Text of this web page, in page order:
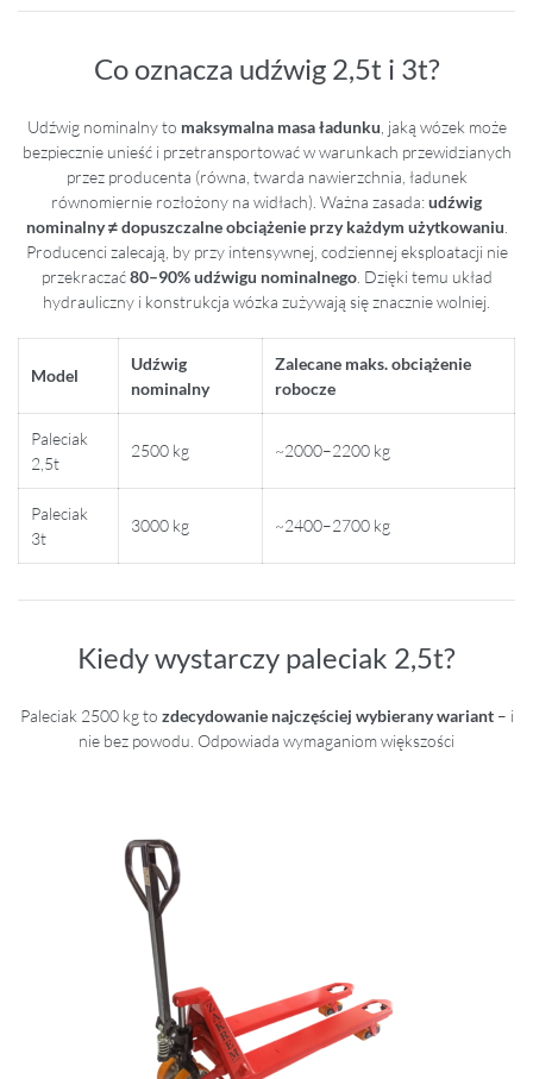
Co oznacza udźwig 2,5t i 3t?
Udźwig nominalny to maksymalna masa ładunku , jaką wózek może
bezpiecznie unieść i przetransportować w warunkach przewidzianych
przez producenta (równa, twarda nawierzchnia, ładunek
równomiernie rozłożony na widłach). Ważna zasada:udźwig
nominalny ≠ dopuszczalne obciążenie przy każdym użytkowaniu
Producenci zalecają, by przy intensywnej, codziennej eksploatacji nie
przekraczać80–90% udźwigu nominalnego. Dzięki temu układ
hydrauliczny i konstrukcja wózka zużywają się znacznie wolniej.
Model
Udźwig
nominalny
Zalecane maks. obciążenie
robocze
Paleciak
2,5t
2500 kg ~2000–2200 kg
Paleciak
3t
3000 kg ~2400–2700 kg
Kiedy wystarczy paleciak 2,5t?
Paleciak 2500 kg to zdecydowanie najczęściej wybierany wariant– i
nie bez powodu. Odpowiada wymaganiom większości